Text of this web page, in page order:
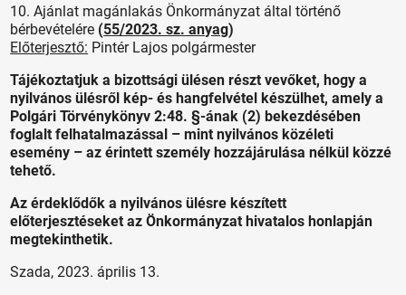
10. Ajánlat magánlakás Önkormányzat által történő
bérbevételére (55/2023. sz. anyag)
Előterjesztő: Pintér Lajos polgármester
Tájékoztatjuk a bizottsági ülésen részt vevőket, hogy a
nyilvános ülésről kép- és hangfelvétel készülhet, amely a
Polgári Törvénykönyv 2:48. §-ának (2) bekezdésében
foglalt felhatalmazással – mint nyilvános közéleti
esemény – az érintett személy hozzájárulása nélkül közzé
tehető.
Az érdeklődők a nyilvános ülésre készített
előterjesztéseket az Önkormányzat hivatalos honlapján
megtekinthetik.
Szada, 2023. április 13.